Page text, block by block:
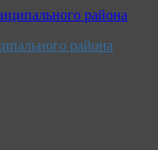
района